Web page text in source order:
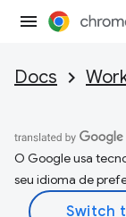
Docs
O Google usa
seu idioma de